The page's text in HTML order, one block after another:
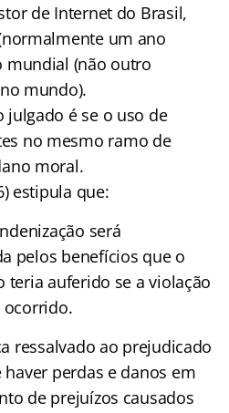
de Internet do Brasil,
um ano
mundial (não outro
mundo).
julgado é se o uso de
no mesmo ramo de
moral.
estipula que:
será
pelos benefícios que o
teria auferido se a violação
ocorrido.
ressalvado ao prejudicado
perdas e danos em
de prejuízos causados